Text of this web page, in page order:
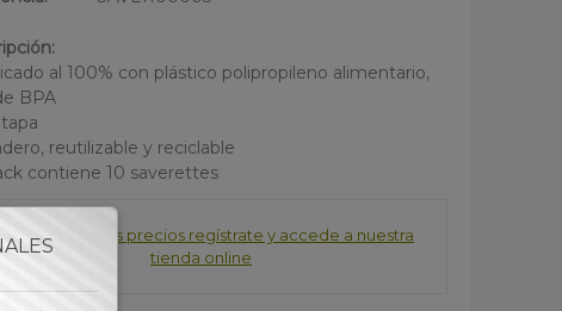
al 100% con plástico polipropileno alimentario,
BPA
tapa
reutilizable y reciclable
contiene 10 saverettes
consultar los precios regístrate y accede a nuestra
tienda online